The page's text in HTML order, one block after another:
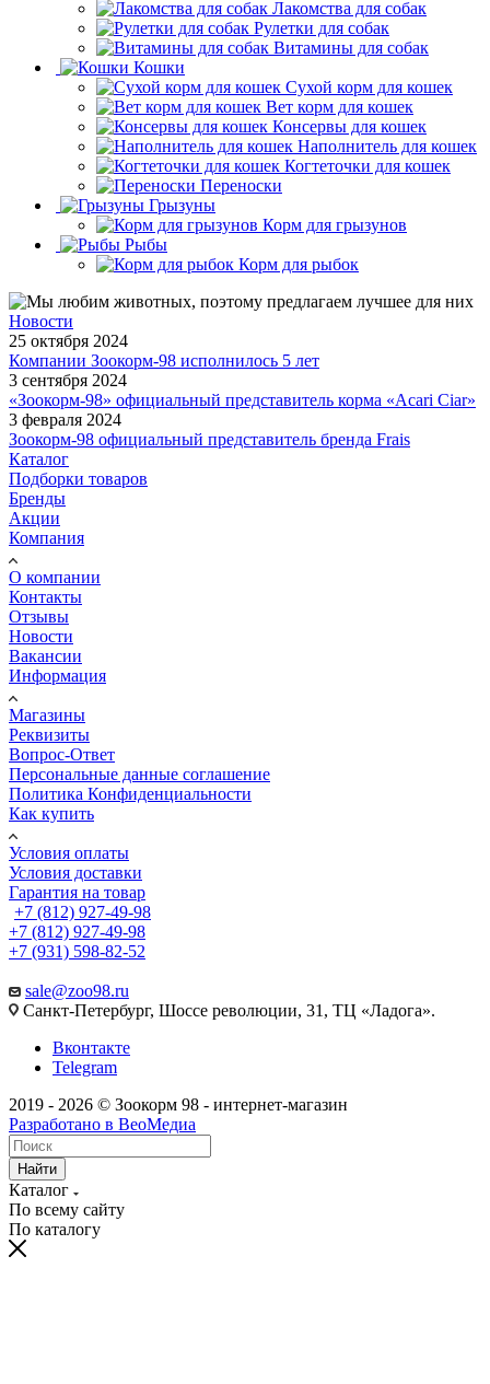
Лакомства для собак
Рулетки для собак
Витамины для собак
Кошки
Сухой корм для кошек
Вет корм для кошек
Консервы для кошек
Наполнитель для кошек
Когтеточки для кошек
Переноски
Грызуны
Корм для грызунов
Рыбы
Корм для рыбок
Новости
25 октября 2024
Компании Зоокорм-98 исполнилось 5 лет
3 сентября 2024
«Зоокорм-98» официальный представитель корма «Acari Ciar»
3 февраля 2024
Зоокорм-98 официальный представитель бренда Frais
Каталог
Подборки товаров
Бренды
Акции
Компания
О компании
Контакты
Отзывы
Новости
Вакансии
Информация
Магазины
Реквизиты
Вопрос-Ответ
Персональные данные соглашение
Политика Конфиденциальности
Как купить
Условия оплаты
Условия доставки
Гарантия на товар
+7 (812) 927-49-98
+7 (812) 927-49-98
+7 (931) 598-82-52
sale@zoo98.ru
Санкт-Петербург, Шоссе революции, 31, ТЦ «Ладога».
Вконтакте
Telegram
2019 - 2026 © Зоокорм 98 - интернет-магазин
Разработано в ВеоМедиа
Найти
Каталог
По всему сайту
По каталогу